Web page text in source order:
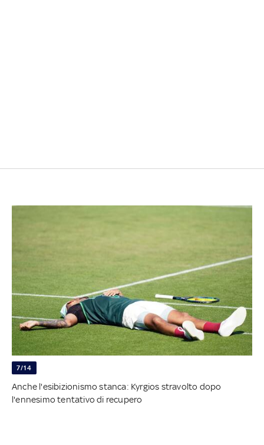
7/14
Anche l'esibizionismo stanca: Kyrgios stravolto dopo
l'ennesimo tentativo di recupero